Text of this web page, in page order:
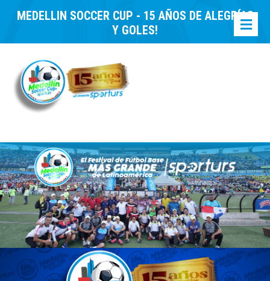
MEDELLIN SOCCER CUP - 15 AÑOS DE ALEGRÍAS
Y GOLES!